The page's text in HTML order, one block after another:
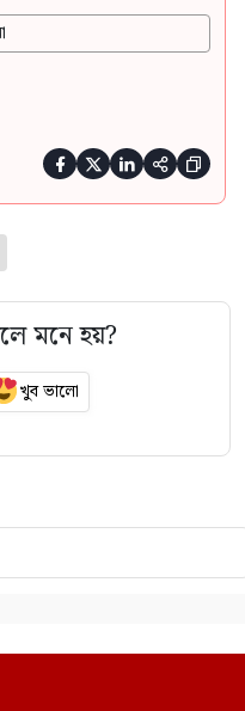
    
মনে হয়?
খুব ভালো